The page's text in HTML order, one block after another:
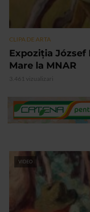
CLIPA DE ARTA
Expoziția József
Mare la MNAR
3.461 vizualizari
VIDEO